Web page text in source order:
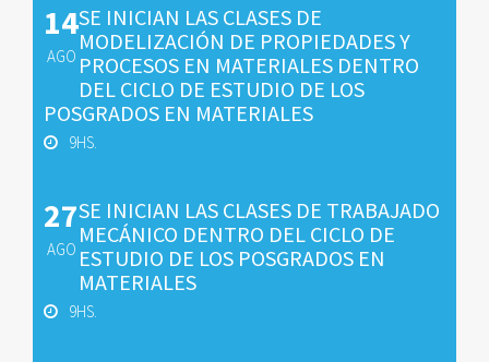
14
AGO
SE INICIAN LAS CLASES DE
MODELIZACIÓN DE PROPIEDADES Y
PROCESOS EN MATERIALES DENTRO
DEL CICLO DE ESTUDIO DE LOS
POSGRADOS EN MATERIALES
9HS.
27
AGO
SE INICIAN LAS CLASES DE TRABAJADO
MECÁNICO DENTRO DEL CICLO DE
ESTUDIO DE LOS POSGRADOS EN
MATERIALES
9HS.